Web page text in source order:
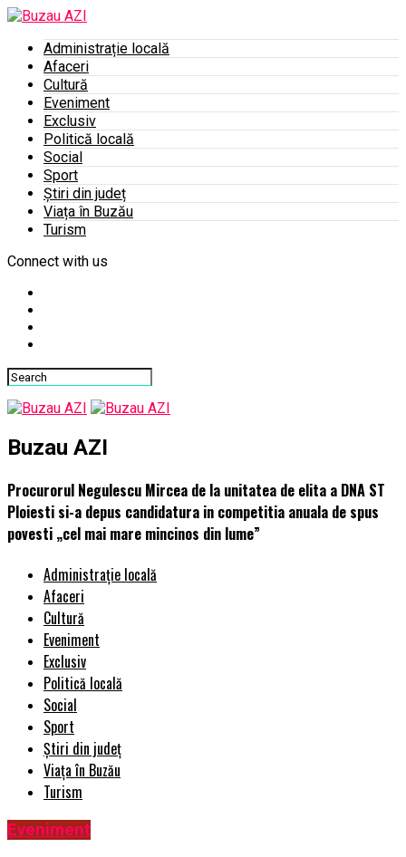
Administrație locală
Afaceri
Cultură
Eveniment
Exclusiv
Politică locală
Social
Sport
Știri din județ
Viața în Buzău
Turism
Connect with us
Buzau AZI
Procurorul Negulescu Mircea de la unitatea de elita a DNA ST
Ploiesti si-a depus candidatura in competitia anuala de spus
povesti „cel mai mare mincinos din lume”
Administrație locală
Afaceri
Cultură
Eveniment
Exclusiv
Politică locală
Social
Sport
Știri din județ
Viața în Buzău
Turism
Eveniment